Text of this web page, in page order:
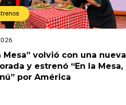
Mesa” volvió con una nueva
y estrenó “En la Mesa,
por América